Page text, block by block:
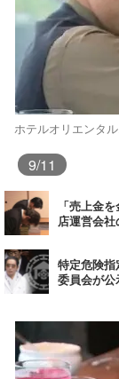
ホテルオリエンタ
9/11
「売上金
店運営会
特定危険
委員会が